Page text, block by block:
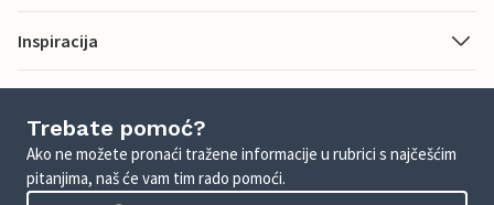
Inspiracija
Trebate pomoć?
Ako ne možete pronaći tražene informacije u rubrici s najčešćim
pitanjima, naš će vam tim rado pomoći.